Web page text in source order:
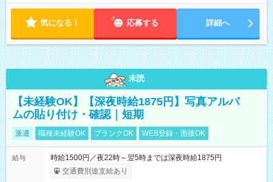
気になる！ 応募する 詳細へ
未読
【未経験OK】【深夜時給1875円】写真アルバ
ムの貼り付け・確認｜短期
派遣 職種未経験OK ブランクOK WEB登録・面接OK
給与
時給1500円／夜22時～翌5時までは深夜時給1875円
交通費別途支給あり